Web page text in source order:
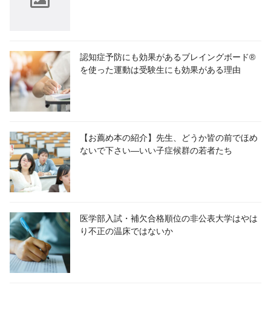
認知症予防にも効果があるブレイングボード®
を使った運動は受験生にも効果がある理由
【お薦め本の紹介】先生、どうか皆の前でほめ
ないで下さい―いい子症候群の若者たち
医学部入試・補欠合格順位の非公表大学はやは
り不正の温床ではないか